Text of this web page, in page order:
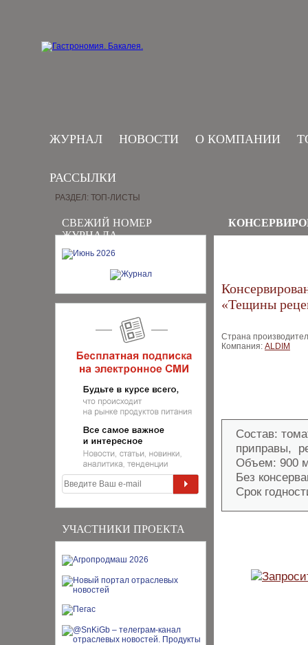
ЖУРНАЛ НОВОСТИ О КОМПАНИИ
РАССЫЛКИ
СВЕЖИЙ НОМЕР
ЖУРНАЛА
УЧАСТНИКИ ПРОЕКТА
РАЗДЕЛ: ТОП-ЛИСТЫ
«Тещины
Страна
Компания: ALDIM
Состав:
приправы,
Объем: 900
Без
Срок